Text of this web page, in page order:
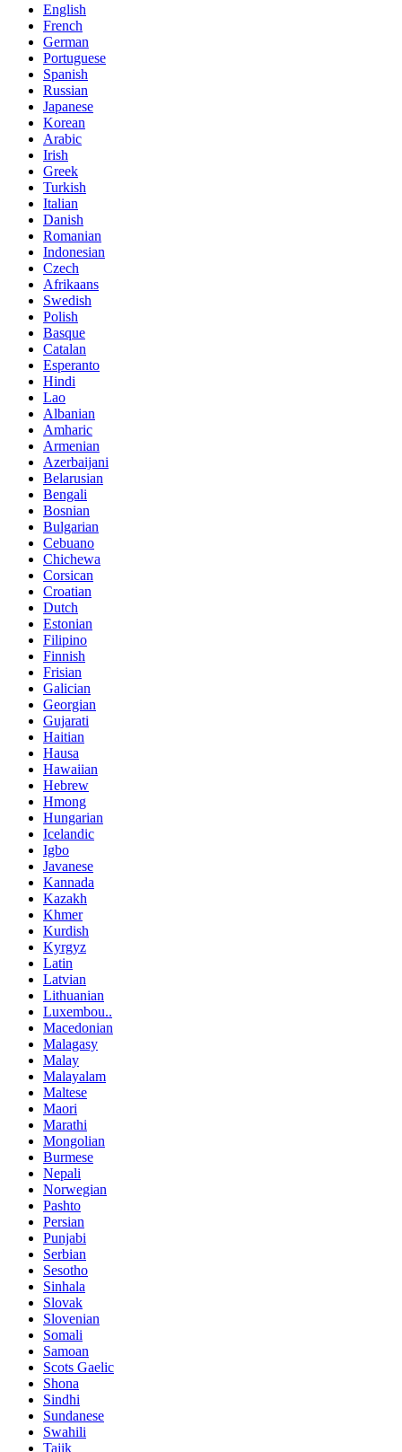
English
French
German
Portuguese
Spanish
Russian
Japanese
Korean
Arabic
Irish
Greek
Turkish
Italian
Danish
Romanian
Indonesian
Czech
Afrikaans
Swedish
Polish
Basque
Catalan
Esperanto
Hindi
Lao
Albanian
Amharic
Armenian
Azerbaijani
Belarusian
Bengali
Bosnian
Bulgarian
Cebuano
Chichewa
Corsican
Croatian
Dutch
Estonian
Filipino
Finnish
Frisian
Galician
Georgian
Gujarati
Haitian
Hausa
Hawaiian
Hebrew
Hmong
Hungarian
Icelandic
Igbo
Javanese
Kannada
Kazakh
Khmer
Kurdish
Kyrgyz
Latin
Latvian
Lithuanian
Luxembou..
Macedonian
Malagasy
Malay
Malayalam
Maltese
Maori
Marathi
Mongolian
Burmese
Nepali
Norwegian
Pashto
Persian
Punjabi
Serbian
Sesotho
Sinhala
Slovak
Slovenian
Somali
Samoan
Scots Gaelic
Shona
Sindhi
Sundanese
Swahili
Tajik